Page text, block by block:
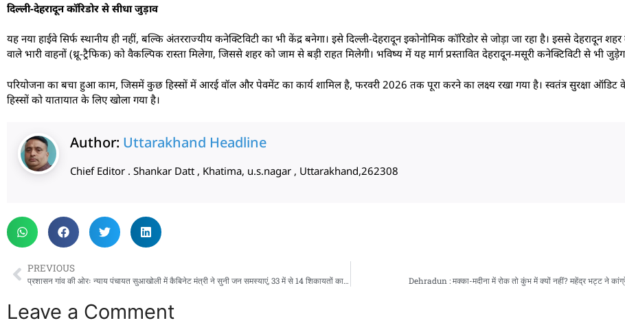
दिल्ली-देहरादून कॉरिडोर से सीधा जुड़ाव
यह नया हाईवे सिर्फ स्थानीय ही नहीं, बल्कि अंतरराज्यीय कनेक्टिविटी का भी केंद्र बनेगा। इसे दिल्ली-देहरादून इकोनोमिक कॉरिडोर से जोड़ा जा रहा है। इससे देहरादून
वाले भारी वाहनों (थ्रू-ट्रैफिक) को वैकल्पिक रास्ता मिलेगा, जिससे शहर को जाम से बड़ी राहत मिलेगी। भविष्य में यह मार्ग प्रस्तावित देहरादून-मसूरी कनेक्टिविटी से भी
परियोजना का बचा हुआ काम, जिसमें कुछ हिस्सों में आरई वॉल और पेवमेंट का कार्य शामिल है, फरवरी 2026 तक पूरा करने का लक्ष्य रखा गया है। स्वतंत्र सुरक्षा ऑडिट
हिस्सों को यातायात के लिए खोला गया है।
Author: Uttarakhand Headline
Chief Editor . Shankar Datt , Khatima, u.s.nagar , Uttarakhand,262308
PREVIOUS
प्रशासन गांव की ओरः न्याय पंचायत सुआखोली में कैबिनेट मंत्री ने सुनी जन समस्याएं, 33 में से 14 शिकायतों का मौके पर निस्तारण Dehradun : मक्का-मदीना में रोक तो कुंभ में क्यों नहीं? महेंद्र भट्ट ने
Leave a Comment